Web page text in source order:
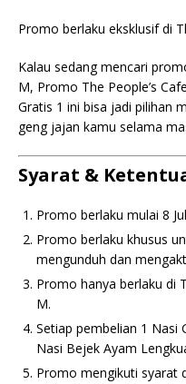
Promo berlaku eksklusif di
Kalau sedang mencari
M, Promo The People’s
Gratis 1 ini bisa jadi pilihan
geng jajan kamu selama
Syarat &
Promo berlaku mulai 8
Promo berlaku khusus
mengunduh dan
Promo hanya berlaku di
M.
Setiap pembelian 1 Nasi
Nasi Bejek Ayam
Promo mengikuti syarat